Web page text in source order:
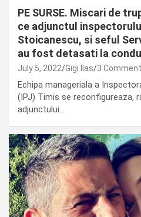
PE SURSE. Miscari de
ce adjunctul
Stoicanescu, si seful
au fost detasati la
July 5, 2022 Gigi Ilas 3
Echipa manageriala a
(IPJ) Timis se reconfigureaza,
adjunctului…